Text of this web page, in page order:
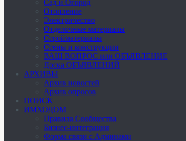
Сад и Огород
Отопление
Электричество
Отделочные материалы
Стройматериалы
Стены и конструкции
ВАШ ВОПРОС или ОБЪЯВЛЕНИЕ
Доска ОБЪЯВЛЕНИЙ
АРХИВЫ
Архив новостей
Архив опросов
ПОИСК
ИМХОДОМ
Правила Сообщества
Бизнес-интеграция
Форма связи с Админами